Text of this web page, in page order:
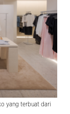
yang terbuat dari